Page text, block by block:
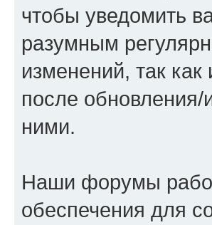
чтобы уведомить
разумным
изменений, так
после обновления/
ними.
Наши форумы
обеспечения для